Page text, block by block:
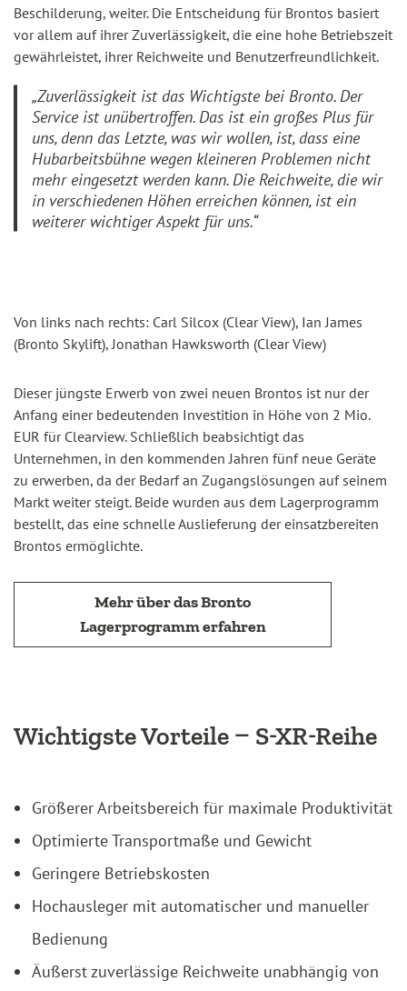
Von links nach rechts: Carl Silcox (Clear View), Ian James
(Bronto Skylift), Jonathan Hawksworth (Clear View)
Beschilderung, weiter. Die Entscheidung für Brontos basiert
vor allem auf ihrer Zuverlässigkeit, die eine hohe Betriebszeit
gewährleistet, ihrer Reichweite und Benutzerfreundlichkeit.
„Zuverlässigkeit ist das Wichtigste bei Bronto. Der
Service ist unübertroffen. Das ist ein großes Plus für
uns, denn das Letzte, was wir wollen, ist, dass eine
Hubarbeitsbühne wegen kleineren Problemen nicht
mehr eingesetzt werden kann. Die Reichweite, die wir
in verschiedenen Höhen erreichen können, ist ein
weiterer wichtiger Aspekt für uns.“
Dieser jüngste Erwerb von zwei neuen Brontos ist nur der
Anfang einer bedeutenden Investition in Höhe von 2 Mio.
EUR für Clearview. Schließlich beabsichtigt das
Unternehmen, in den kommenden Jahren fünf neue Geräte
zu erwerben, da der Bedarf an Zugangslösungen auf seinem
Markt weiter steigt. Beide wurden aus dem Lagerprogramm
bestellt, das eine schnelle Auslieferung der einsatzbereiten
Brontos ermöglichte.
Mehr über das Bronto
Lagerprogramm erfahren
Wichtigste Vorteile – S-XR-Reihe
Größerer Arbeitsbereich für maximale Produktivität
Optimierte Transportmaße und Gewicht
Geringere Betriebskosten
Hochausleger mit automatischer und manueller
Bedienung
Äußerst zuverlässige Reichweite unabhängig von